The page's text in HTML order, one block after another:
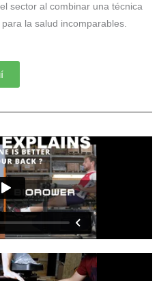
sector al combinar una técnica
la salud incomparables.